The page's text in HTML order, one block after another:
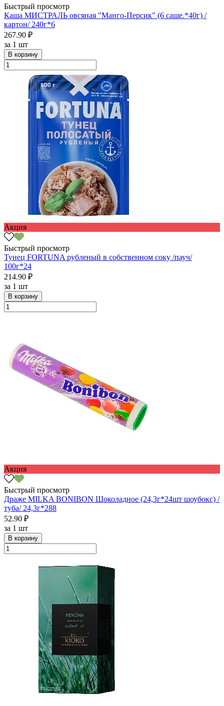
Быстрый просмотр
Каша МИСТРАЛЬ овсяная "Манго-Персик" (6 саше.*40г) /
картон/ 240г*6
267.90 ₽
за 1 шт
В корзину
Акция
Быстрый просмотр
Тунец FORTUNA рубленый в собственном соку /пауч/
100г*24
214.90 ₽
за 1 шт
В корзину
Акция
Быстрый просмотр
Драже MILKA BONIBON Шоколадное (24,3г*24шт шоубокс) /
туба/ 24,3г*288
52.90 ₽
за 1 шт
В корзину